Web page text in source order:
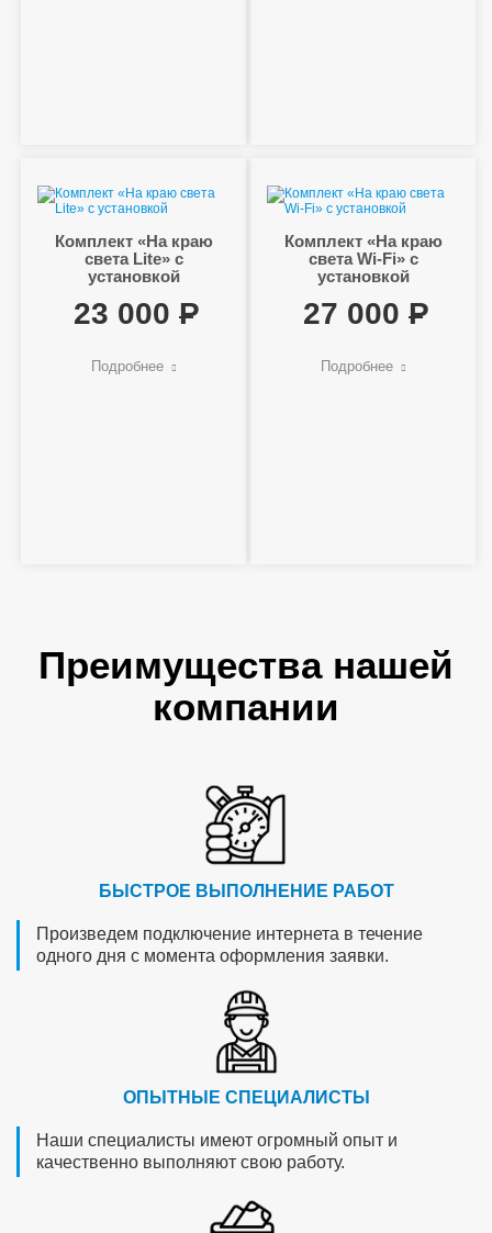
Комплект «На краю
света Lite» с
установкой
23 000
Подробнее
Комплект «На краю
света Wi-Fi» с
установкой
27 000
Подробнее
Преимущества нашей
компании
БЫСТРОЕ ВЫПОЛНЕНИЕ РАБОТ
Произведем подключение интернета в течение
одного дня с момента оформления заявки.
ОПЫТНЫЕ СПЕЦИАЛИСТЫ
Наши специалисты имеют огромный опыт и
качественно выполняют свою работу.